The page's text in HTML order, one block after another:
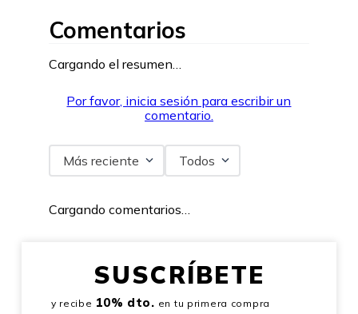
Comentarios
Cargando el resumen…
Por favor, inicia sesión para escribir un
comentario.
Más reciente Todos
Cargando comentarios…
SUSCRÍBETE
y recibe 10% dto. en tu primera compra